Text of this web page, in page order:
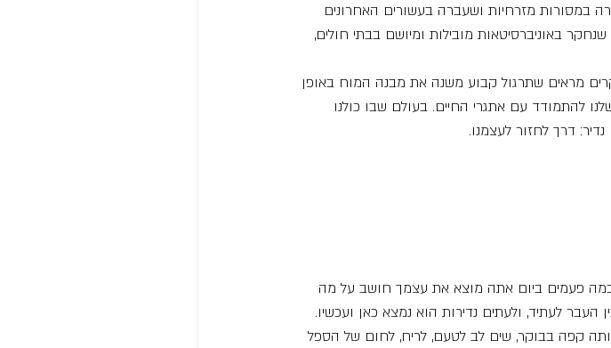
במסורות מזרחיות ושעברה בעשורים האחרונים
באוניברסיטאות מובילות ומיושם בבתי חולים,
מראים שתרגול קבוע משנה את מבנה המוח באופן
להתמודד עם אתגרי החיים. בעולם שבו כולנו
דרך לחזור לעצמנו.
כמה פעמים ביום אתה מוצא את עצמך חושב על מה
לעתיד, ולעתים נדירות הוא נמצא כאן ועכשיו.
קפה בבוקר, שים לב לטעם, לריח, לחום של הספל